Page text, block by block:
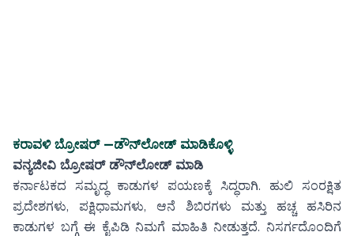
ಕರಾವಳಿ ಬ್ರೋಷರ್ —ಡೌನ್‌ಲೋಡ್ ಮಾಡಿಕೊಳ್ಳಿ
ವನ್ಯಜೀವಿ ಬ್ರೋಷರ್ ಡೌನ್‌ಲೋಡ್ ಮಾಡಿ
ಕರ್ನಾಟಕದ ಸಮೃದ್ಧ ಕಾಡುಗಳ ಪಯಣಕ್ಕೆ ಸಿದ್ಧರಾಗಿ. ಹುಲಿ ಸಂರಕ್ಷಿತ
ಪ್ರದೇಶಗಳು, ಪಕ್ಷಿಧಾಮಗಳು, ಆನೆ ಶಿಬಿರಗಳು ಮತ್ತು ಹಚ್ಚ ಹಸಿರಿನ
ಕಾಡುಗಳ ಬಗ್ಗೆ ಈ ಕೈಪಿಡಿ ನಿಮಗೆ ಮಾಹಿತಿ ನೀಡುತ್ತದೆ. ನಿಸರ್ಗದೊಂದಿಗೆ